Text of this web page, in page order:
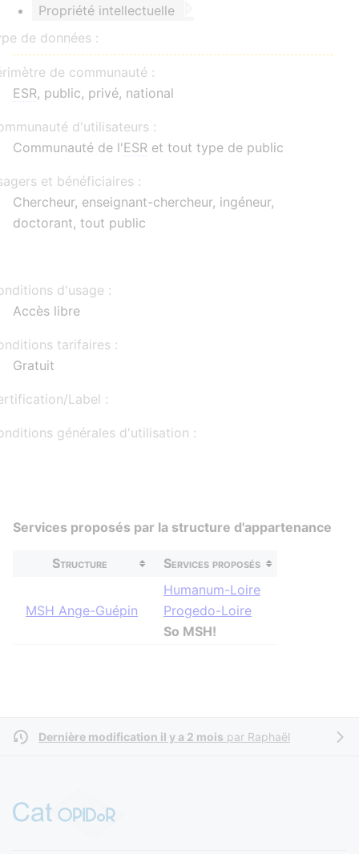
Propriété intellectuelle
de données :
de communauté :
ESR, public, privé, national
d'utilisateurs :
Communauté de l'ESR et tout type de public
et bénéficiaires :
Chercheur, enseignant-chercheur, ingéneur,
doctorant, tout public
d'usage :
Accès libre
tarifaires :
Gratuit
Label :
générales d'utilisation :
Services proposés par la structure d'appartenance
Structure Services proposés
MSH Ange-Guépin
Humanum-Loire
Progedo-Loire
So MSH!
Dernière modification il y a 2 mois par Raphaël